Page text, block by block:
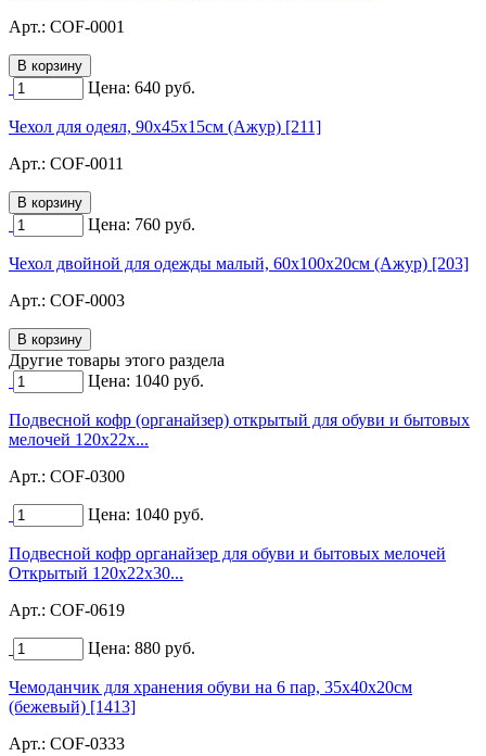
Арт.: COF-0001
Цена: 640 руб.
Чехол для одеял, 90х45х15см (Ажур) [211]
Арт.: COF-0011
Цена: 760 руб.
Чехол двойной для одежды малый, 60х100х20см (Ажур) [203]
Арт.: COF-0003
Другие товары этого раздела
Цена: 1040 руб.
Подвесной кофр (органайзер) открытый для обуви и бытовых
мелочей 120х22х...
Арт.: COF-0300
Цена: 1040 руб.
Подвесной кофр органайзер для обуви и бытовых мелочей
Открытый 120х22х30...
Арт.: COF-0619
Цена: 880 руб.
Чемоданчик для хранения обуви на 6 пар, 35х40х20см
(бежевый) [1413]
Арт.: COF-0333